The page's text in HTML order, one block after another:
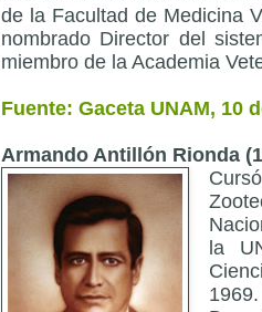
de la Facultad de Medicina
nombrado Director del
miembro de la Academia
Fuente: Gaceta UNAM, 10
Armando Antillón Rionda
la